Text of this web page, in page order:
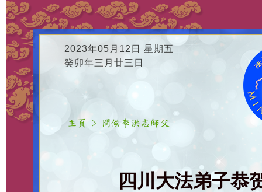
2023年05月12日 星期五
癸卯年三月廿三日
四川大法弟子恭